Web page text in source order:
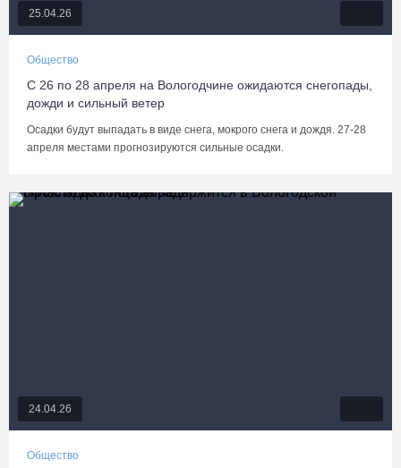
25.04.26
Общество
С 26 по 28 апреля на Вологодчине ожидаются снегопады,
дожди и сильный ветер
Осадки будут выпадать в виде снега, мокрого снега и дождя. 27-28
апреля местами прогнозируются сильные осадки.
24.04.26
Общество